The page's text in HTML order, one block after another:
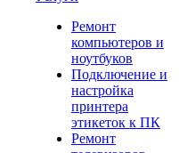
Ремонт
компьютеров и
ноутбуков
Подключение и
настройка
принтера
этикеток к ПК
Ремонт